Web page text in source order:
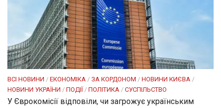
ВСІ НОВИНИ / ЕКОНОМІКА / ЗА КОРДОНОМ / НОВИНИ КИЄВА /
НОВИНИ УКРАЇНИ / ПОДІЇ / ПОЛІТИКА / СУСПІЛЬСТВО
У Єврокомісії відповіли, чи загрожує українським